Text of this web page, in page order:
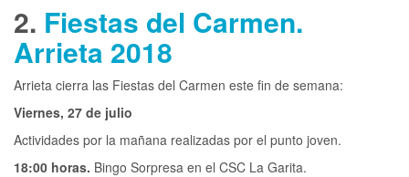
2. Fiestas del Carmen.
Arrieta 2018
Arrieta cierra las Fiestas del Carmen este fin de semana:
Viernes, 27 de julio
Actividades por la mañana realizadas por el punto joven.
18:00 horas. Bingo Sorpresa en el CSC La Garita.